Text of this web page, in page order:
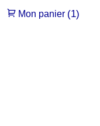
Mon panier (1)